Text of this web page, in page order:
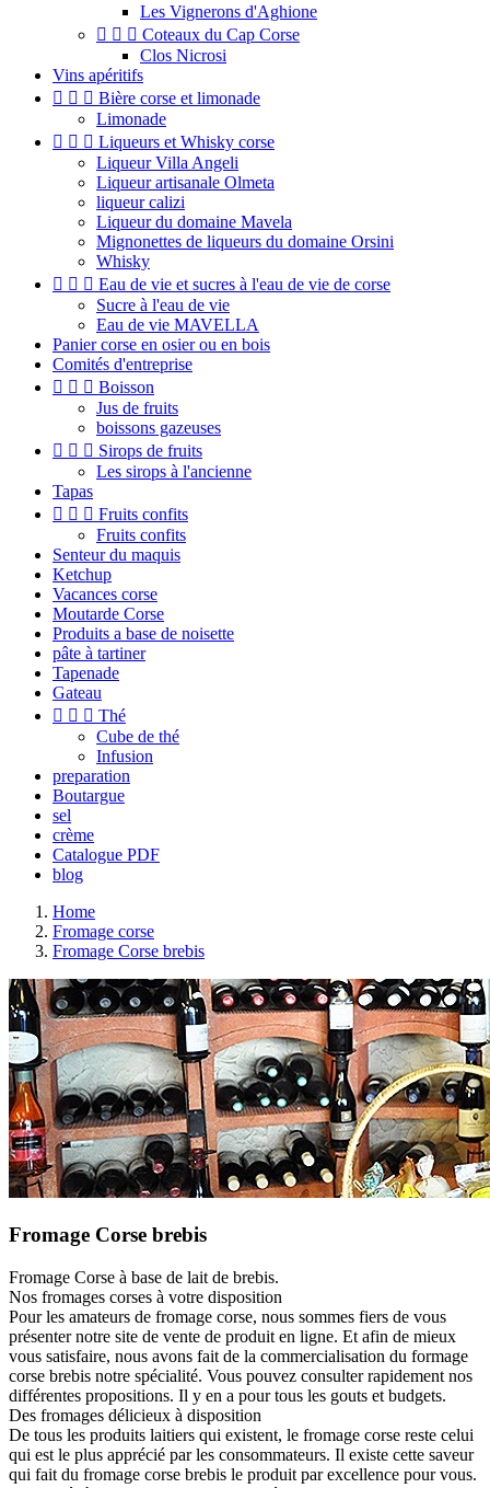
Les Vignerons d'Aghione
   Coteaux du Cap Corse
Clos Nicrosi
Vins apéritifs
   Bière corse et limonade
Limonade
   Liqueurs et Whisky corse
Liqueur Villa Angeli
Liqueur artisanale Olmeta
liqueur calizi
Liqueur du domaine Mavela
Mignonettes de liqueurs du domaine Orsini
Whisky
   Eau de vie et sucres à l'eau de vie de corse
Sucre à l'eau de vie
Eau de vie MAVELLA
Panier corse en osier ou en bois
Comités d'entreprise
   Boisson
Jus de fruits
boissons gazeuses
   Sirops de fruits
Les sirops à l'ancienne
Tapas
   Fruits confits
Fruits confits
Senteur du maquis
Ketchup
Vacances corse
Moutarde Corse
Produits a base de noisette
pâte à tartiner
Tapenade
Gateau
   Thé
Cube de thé
Infusion
preparation
Boutargue
sel
crème
Catalogue PDF
blog
Home
Fromage corse
Fromage Corse brebis
Fromage Corse brebis
Fromage Corse à base de lait de brebis.
Nos fromages corses à votre disposition
Pour les amateurs de fromage corse, nous sommes fiers de vous
présenter notre site de vente de produit en ligne. Et afin de mieux
vous satisfaire, nous avons fait de la commercialisation du formage
corse brebis notre spécialité. Vous pouvez consulter rapidement nos
différentes propositions. Il y en a pour tous les gouts et budgets.
Des fromages délicieux à disposition
De tous les produits laitiers qui existent, le fromage corse reste celui
qui est le plus apprécié par les consommateurs. Il existe cette saveur
qui fait du fromage corse brebis le produit par excellence pour vous.